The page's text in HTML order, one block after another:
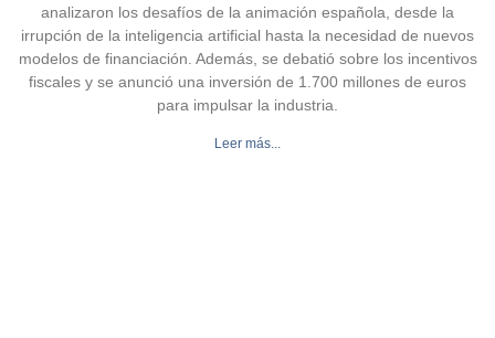
analizaron los desafíos de la animación española, desde la
irrupción de la inteligencia artificial hasta la necesidad de nuevos
modelos de financiación. Además, se debatió sobre los incentivos
fiscales y se anunció una inversión de 1.700 millones de euros
para impulsar la industria.
Leer más...